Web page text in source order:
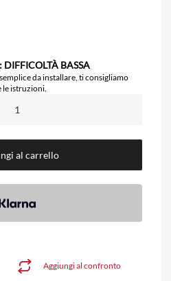
BASSA
da installare, ti consigliamo
le istruzioni.
al carrello
Aggiungi al confronto